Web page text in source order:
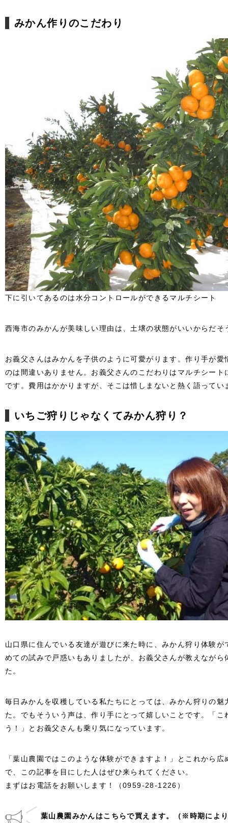
みかん作りのこだわり
下に引いてあるのは水分コントロールができるマルチシート
西海市のみかんが美味しい理由は、土壌の状態がいいからだそ
お義父さんはみかんを子供のように可愛がります。作り手が
のは間違いありません。お義父さんのこだわりはマルチシー
です。費用はかかりますが、そこは惜しまないと熱く語ってい
いちご狩りじゃなくてみかん狩り？
山口県に住んでいる友達が遊びに来た時に、みかん狩り体験
めての試みで戸惑いもありましたが、お義父さんが教えなが
た。
毎日みかんを収穫している私たちにとっては、みかん狩りの
た。でもそういう声は、作り手にとって嬉しいことです。「
う！」とお義父さんも乗り気になっています。
「葉山農園ではこのような体験ができますよ！」とこれから
で、この記事を目にした人はぜひ来られてください。
まずはお電話をお願いします！（0959-28-1226）
葉山農園みかんはこちらで買えます。（※時期によ